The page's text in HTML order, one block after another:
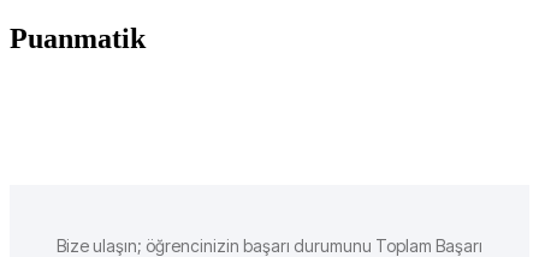
Puanmatik
Bize ulaşın; öğrencinizin başarı durumunu Toplam Başarı